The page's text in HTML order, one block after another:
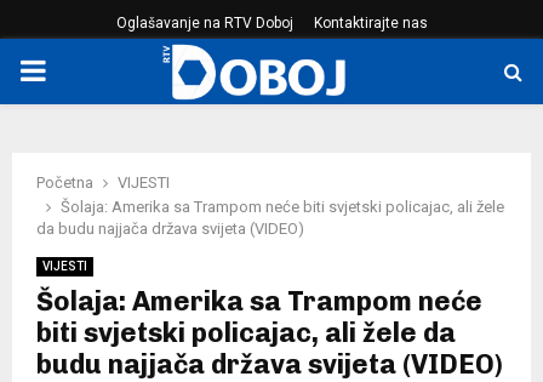
Oglašavanje na RTV Doboj Kontaktirajte nas
PRIMARY
Početna
VIJESTI
Šolaja: Amerika sa Trampom neće biti svjetski policajac, ali žele
da budu najjača država svijeta (VIDEO)
VIJESTI
Šolaja: Amerika sa Trampom neće
biti svjetski policajac, ali žele da
budu najjača država svijeta (VIDEO)